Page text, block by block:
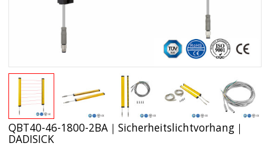
QBT40-46-1800-2BA｜Sicherheitslichtvorhang｜
DADISICK